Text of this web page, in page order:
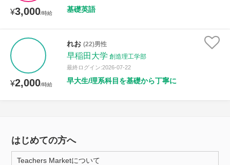
¥3,000/時給 基礎英語
¥2,000/時給
れお (22)男性
早稲田大学 創造理工学部
最終ログイン:2026-07-22
早大生/理系科目を基礎から丁寧に
はじめての方へ
Teachers Marketについて